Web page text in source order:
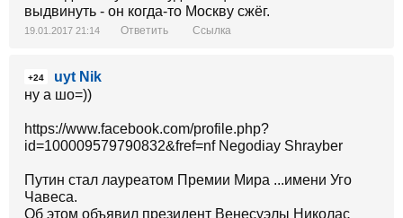
выдвинуть - он когда-то Москву сжёг.
19.01.2017 21:14 Ответить Ссылка
+24
uyt Nik
ну а шо=))
https://www.facebook.com/profile.php?
id=100009579790832&fref=nf Negodiay Shrayber
Путин стал лауреатом Премии Мира ...имени Уго
Чавеса.
Об этом объявил президент Венесуэлы Николас